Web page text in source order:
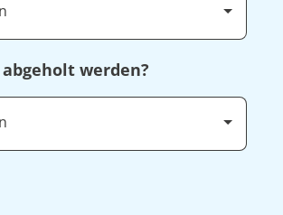
werden?